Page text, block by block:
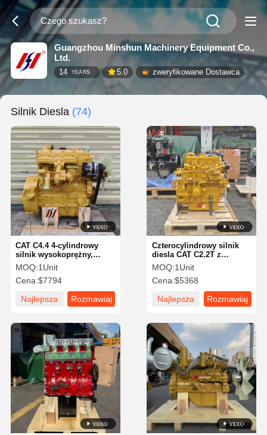
Guangzhou Minshun Machinery Equipment Co.,
Ltd.
14 YEARS 5.0 zweryfikowane Dostawca
Silnik Diesla (74)
CAT C4.4 4-cylindrowy
silnik wysokoprężny,
silnik z bezpośrednim
wtryskiem, nadający się
do maszyn budowlanych
MOQ:1Unit
Cena:$7794
Najlepsza
Rozmawiaj
Czterocylindrowy silnik
diesla CAT C2.2T z
turbodoładowaniem, 2,2L,
nadający się do maszyn
budowlanych
MOQ:1Unit
Cena:$5368
Najlepsza
Rozmawiaj